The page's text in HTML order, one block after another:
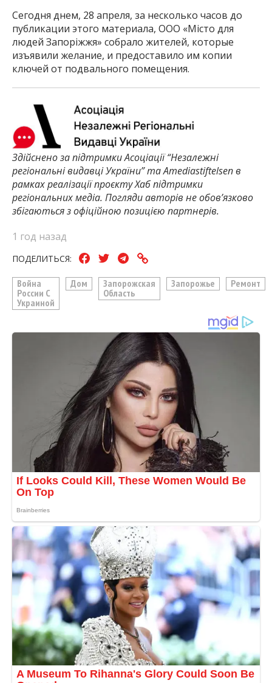
Сегодня днем, 28 апреля, за несколько часов до
публикации этого материала, ООО «Місто для
людей Запоріжжя» собрало жителей, которые
изъявили желание, и предоставило им копии
ключей от подвального помещения.
Здійснено за підтримки Асоціації “Незалежні
регіональні видавці України” та Amediastiftelsen в
рамках реалізації проєкту Хаб підтримки
регіональних медіа. Погляди авторів не обов’язково
збігаються з офіційною позицією партнерів.
1 год назад
ПОДЕЛИТЬСЯ:
Война
России С
Украиной
Дом
Запорожская
Область
Запорожье Ремонт